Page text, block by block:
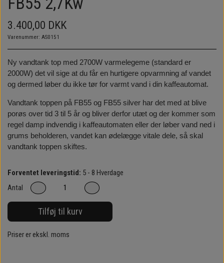
3.400,00 DKK
Varenummer: AS0151
Ny vandtank top med 2700W varmelegeme (standard er
2000W) det vil sige at du får en hurtigere opvarmning af vandet
og dermed løber du ikke tør for varmt vand i din kaffeautomat.
Vandtank toppen på FB55 og FB55 silver har det med at blive
porøs over tid 3 til 5 år og bliver derfor utæt og der kommer som
regel damp indvendig i kaffeautomaten eller der løber vand ned i
grums beholderen, vandet kan ødelægge vitale dele, så skal
vandtank toppen skiftes.
Forventet leveringstid: 5 - 8 Hverdage
Antal
Tilføj til kurv
Priser er ekskl. moms